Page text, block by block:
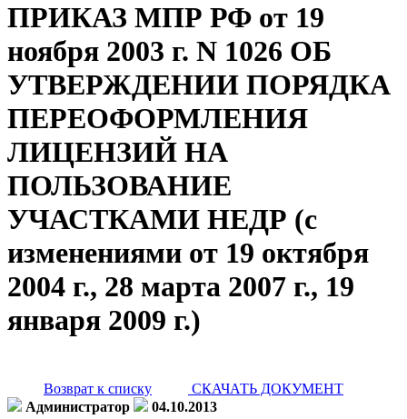
ПРИКАЗ МПР РФ от 19
ноября 2003 г. N 1026 ОБ
УТВЕРЖДЕНИИ ПОРЯДКА
ПЕРЕОФОРМЛЕНИЯ
ЛИЦЕНЗИЙ НА
ПОЛЬЗОВАНИЕ
УЧАСТКАМИ НЕДР (с
изменениями от 19 октября
2004 г., 28 марта 2007 г., 19
января 2009 г.)
Возврат к списку
СКАЧАТЬ ДОКУМЕНТ
Администратор
04.10.2013